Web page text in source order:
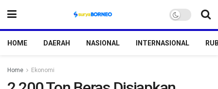
HOME DAERAH NASIONAL INTERNASIONAL
Home Ekonomi